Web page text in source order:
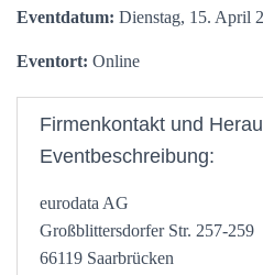
Eventdatum: Dienstag, 15. April
Eventort: Online
Firmenkontakt und
Eventbeschreibung:
eurodata AG
Großblittersdorfer Str. 257-259
66119 Saarbrücken